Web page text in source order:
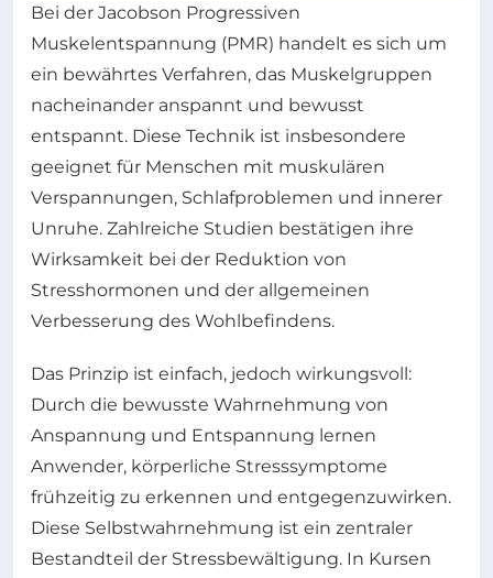
Bei der Jacobson Progressiven
Muskelentspannung (PMR) handelt es sich um
ein bewährtes Verfahren, das Muskelgruppen
nacheinander anspannt und bewusst
entspannt. Diese Technik ist insbesondere
geeignet für Menschen mit muskulären
Verspannungen, Schlafproblemen und innerer
Unruhe. Zahlreiche Studien bestätigen ihre
Wirksamkeit bei der Reduktion von
Stresshormonen und der allgemeinen
Verbesserung des Wohlbefindens.
Das Prinzip ist einfach, jedoch wirkungsvoll:
Durch die bewusste Wahrnehmung von
Anspannung und Entspannung lernen
Anwender, körperliche Stresssymptome
frühzeitig zu erkennen und entgegenzuwirken.
Diese Selbstwahrnehmung ist ein zentraler
Bestandteil der Stressbewältigung. In Kursen